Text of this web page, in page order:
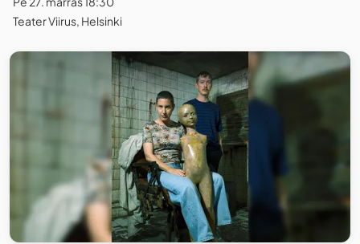
Teater Viirus, Helsinki